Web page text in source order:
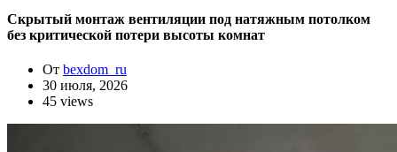
Скрытый монтаж вентиляции под натяжным потолком
без критической потери высоты комнат
От bexdom_ru
30 июля, 2026
45 views